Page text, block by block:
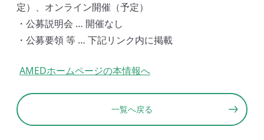
定）、オンライン開催（予定）
・公募説明会 … 開催なし
・公募要領 等 … 下記リンク内に掲載
AMEDホームページの本情報へ
一覧へ戻る